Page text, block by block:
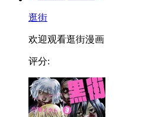
逛街
欢迎观看逛街漫画
评分: